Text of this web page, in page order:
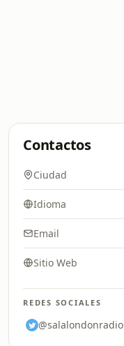
Contactos
Ciudad
Idioma
Email
Sitio Web
REDES SOCIALES
@salalondonradio